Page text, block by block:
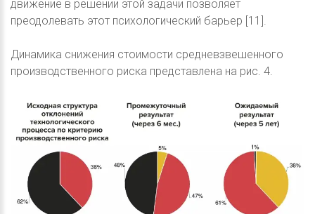
движение в решении этой задачи позволяет
преодолевать этот психологический барьер [11].
Динамика снижения стоимости средневзвешенного
производственного риска представлена на рис. 4.